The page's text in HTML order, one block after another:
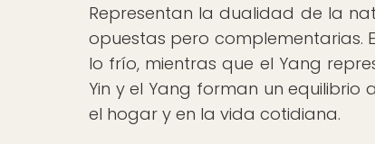
Representan la dualidad de la
opuestas pero complementarias.
lo frío, mientras que el Yang
Yin y el Yang forman un
el hogar y en la vida cotidiana.